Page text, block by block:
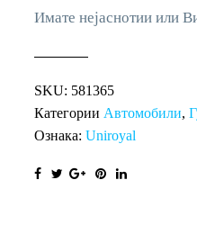
Имате нејаснотии или
SKU: 581365
Категории Автомобили,
Ознака: Uniroyal